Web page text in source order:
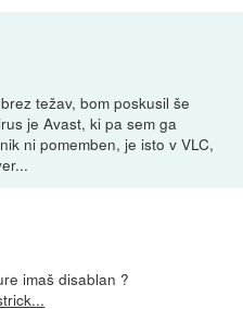
težav, bom poskusil še
je Avast, ki pa sem ga
ni pomemben, je isto v VLC,
imaš disablan ?